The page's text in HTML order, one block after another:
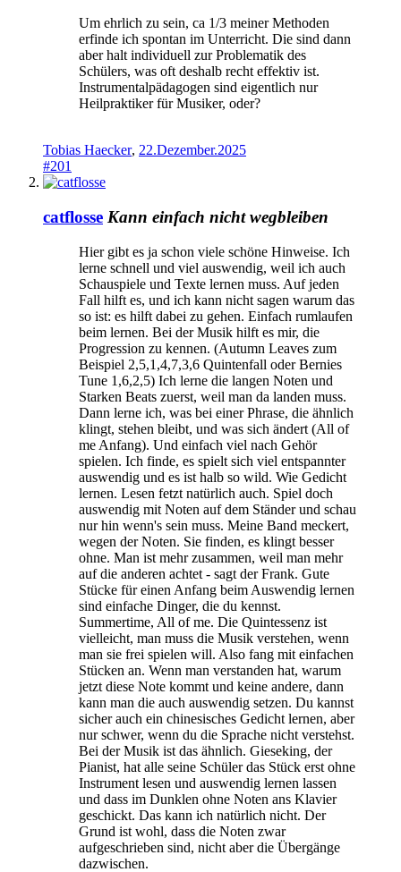
Um ehrlich zu sein, ca 1/3 meiner Methoden
erfinde ich spontan im Unterricht. Die sind dann
aber halt individuell zur Problematik des
Schülers, was oft deshalb recht effektiv ist.
Instrumentalpädagogen sind eigentlich nur
Heilpraktiker für Musiker, oder?
Tobias Haecker, 22.Dezember.2025
#201
catflosse Kann einfach nicht wegbleiben
Hier gibt es ja schon viele schöne Hinweise. Ich
lerne schnell und viel auswendig, weil ich auch
Schauspiele und Texte lernen muss. Auf jeden
Fall hilft es, und ich kann nicht sagen warum das
so ist: es hilft dabei zu gehen. Einfach rumlaufen
beim lernen. Bei der Musik hilft es mir, die
Progression zu kennen. (Autumn Leaves zum
Beispiel 2,5,1,4,7,3,6 Quintenfall oder Bernies
Tune 1,6,2,5) Ich lerne die langen Noten und
Starken Beats zuerst, weil man da landen muss.
Dann lerne ich, was bei einer Phrase, die ähnlich
klingt, stehen bleibt, und was sich ändert (All of
me Anfang). Und einfach viel nach Gehör
spielen. Ich finde, es spielt sich viel entspannter
auswendig und es ist halb so wild. Wie Gedicht
lernen. Lesen fetzt natürlich auch. Spiel doch
auswendig mit Noten auf dem Ständer und schau
nur hin wenn's sein muss. Meine Band meckert,
wegen der Noten. Sie finden, es klingt besser
ohne. Man ist mehr zusammen, weil man mehr
auf die anderen achtet - sagt der Frank. Gute
Stücke für einen Anfang beim Auswendig lernen
sind einfache Dinger, die du kennst.
Summertime, All of me. Die Quintessenz ist
vielleicht, man muss die Musik verstehen, wenn
man sie frei spielen will. Also fang mit einfachen
Stücken an. Wenn man verstanden hat, warum
jetzt diese Note kommt und keine andere, dann
kann man die auch auswendig setzen. Du kannst
sicher auch ein chinesisches Gedicht lernen, aber
nur schwer, wenn du die Sprache nicht verstehst.
Bei der Musik ist das ähnlich. Gieseking, der
Pianist, hat alle seine Schüler das Stück erst ohne
Instrument lesen und auswendig lernen lassen
und dass im Dunklen ohne Noten ans Klavier
geschickt. Das kann ich natürlich nicht. Der
Grund ist wohl, dass die Noten zwar
aufgeschrieben sind, nicht aber die Übergänge
dazwischen.